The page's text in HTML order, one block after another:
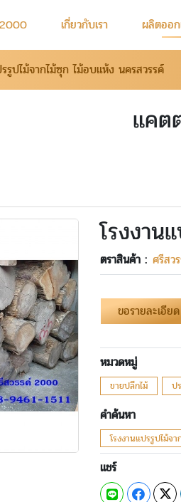
เกี่ยวกับเรา ผลิตออ
รูปไม้จากไม้ซุก ไม้อบแห้ง นครสวรรค์
แคต
โรงงาน
ตราสินค้า : ศรีสว
ขอรายละเอียด
หมวดหมู่
ขายปลีกไม้ ป
คำค้นหา
โรงงานแปรรูปไม้จ
แชร์